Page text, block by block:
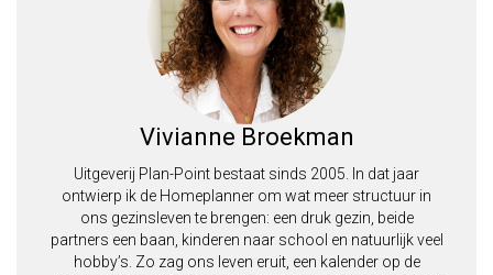
Vivianne Broekman
Uitgeverij Plan-Point bestaat sinds 2005. In dat jaar
ontwierp ik de Homeplanner om wat meer structuur in
ons gezinsleven te brengen: een druk gezin, beide
partners een baan, kinderen naar school en natuurlijk veel
hobby’s. Zo zag ons leven eruit, een kalender op de